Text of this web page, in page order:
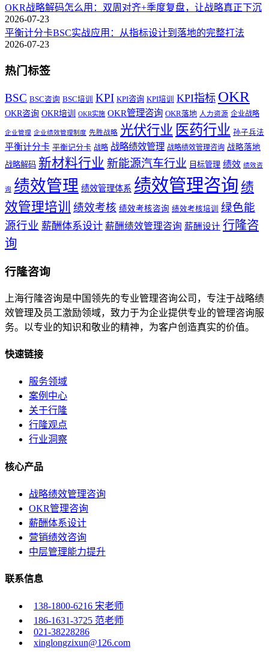
OKR战略解码怎么用：双周对齐+季度复盘，让战略真正下沉
2026-07-23
平衡计分卡BSC实战应用：从指标设计到落地的完整打法
2026-07-23
热门标签
BSC BSC咨询 BSC培训 KPI KPI咨询 KPI培训 KPI指标 OKR
OKR咨询 OKR培训 OKR实施 OKR管理咨询 OKR落地 人力资源 企业战略
企业管理 企业绩效管理制度 先胜战略 光伏行业 医药行业 孙子兵法
平衡计分卡 平衡记分卡 战略 战略绩效管理 战略绩效管理咨询 战略落地
战略解码 新材料行业 新能源汽车行业 目标管理 绩效 绩效咨
询 绩效管理 绩效管理体系 绩效管理咨询 绩
效管理培训 绩效考核 绩效考核咨询 绩效考核培训
绿色能
源行业 薪酬体系设计 薪酬绩效管理咨询 薪酬设计 行隆咨
询
行隆咨询
上海行隆咨询是中国领先的专业管理咨询公司，专注于战略绩
效管理及员工激励领域，致力于为企业提供专业的管理咨询服
务。以专业的知识和敬业的精神，为客户创造真实的价值。
快速链接
服务领域
案例中心
关于行隆
行隆观点
行业洞察
核心产品
战略绩效管理咨询
OKR管理咨询
薪酬体系设计
营销绩效咨询
中层管理能力提升
联系信息
138-1800-6216 宋老师
186-1631-3725 范老师
021-38228286
xinglongzixun@126.com